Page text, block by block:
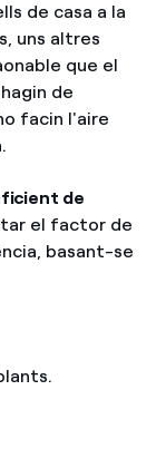
de casa a la
uns altres
que el
de
facin l'aire
de
el factor de
basant-se